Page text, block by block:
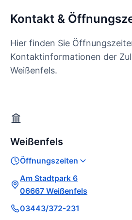
Kontakt &
Hier finden Sie
Kontaktinformationen der
Weißenfels.
Weißenfels
Öffnungszeiten
Am Stadtpark 6
06667 Weißenfels
03443/372-231